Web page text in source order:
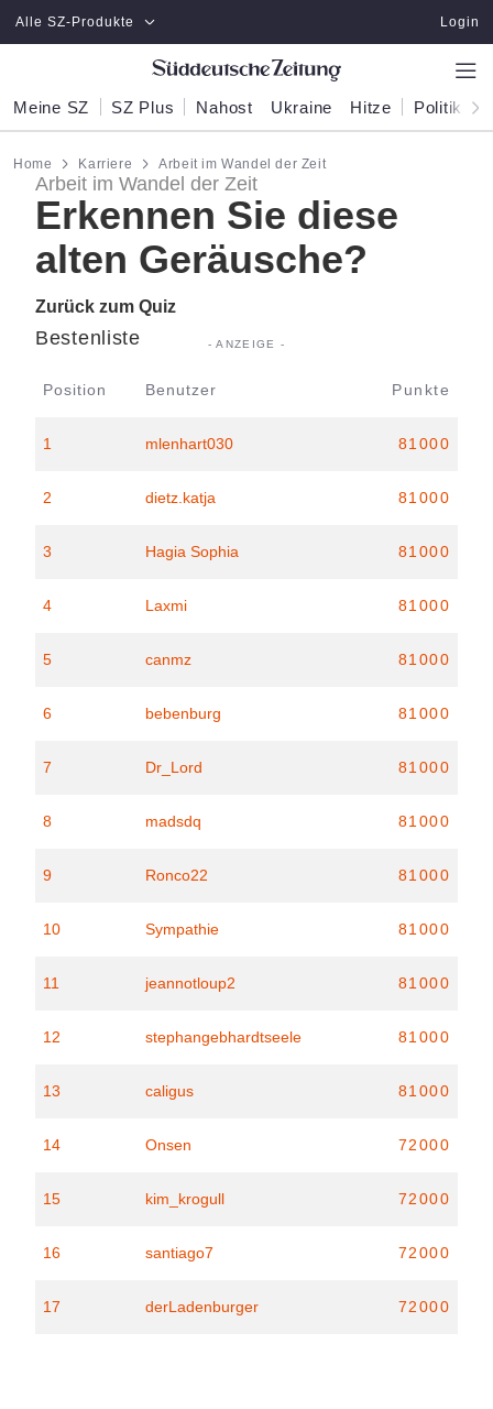
Zum Hauptinhalt springen
Alle SZ-Produkte Login
Meine SZ SZ Plus Nahost Ukraine Hitze Politik
Home Karriere Arbeit im Wandel der Zeit
Arbeit im Wandel der Zeit
Erkennen Sie diese
alten Geräusche?
Zurück zum Quiz
Bestenliste
Position Benutzer Punkte
1 mlenhart030 81000
2 dietz.katja 81000
3 Hagia Sophia 81000
4 Laxmi 81000
5 canmz 81000
6 bebenburg 81000
7 Dr_Lord 81000
8 madsdq 81000
9 Ronco22 81000
10 Sympathie 81000
11 jeannotloup2 81000
12 stephangebhardtseele 81000
13 caligus 81000
14 Onsen 72000
15 kim_krogull 72000
16 santiago7 72000
17 derLadenburger 72000